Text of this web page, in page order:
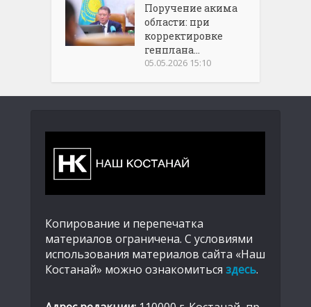
Поручение акима
области: при
корректировке
генплана...
05.05.2026 15:10
Копирование и перепечатка
материалов ограничена. С условиями
использования материалов сайта «Наш
Костанай» можно ознакомиться здесь.